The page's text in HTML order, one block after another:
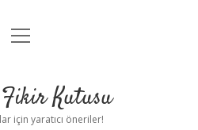
Anasayfa
Uyarı
menüyü
Kutusu
için yaratıcı öneriler!